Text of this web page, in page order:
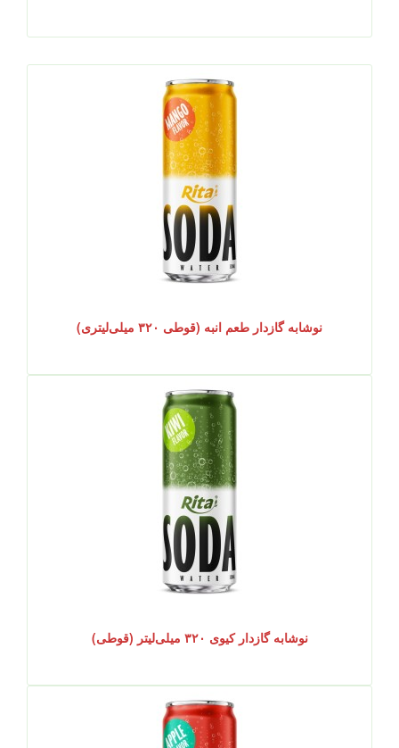
نوشابه گازدار طعم انبه (قوطی ۳۲۰ میلی‌لیتری)
نوشابه گازدار کیوی ۳۲۰ میلی‌لیتر (قوطی)